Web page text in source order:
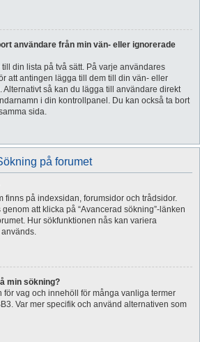
användare från min vän- eller ignorerade
din lista på två sätt. På varje användares
att antingen lägga till dem till din vän- eller
så kan du lägga till användare direkt
i din kontrollpanel. Du kan också ta bort
sida.
på forumet
finns på indexsidan, forumsidor och trådsidor.
att klicka på “Avancerad sökning”-länken
Hur sökfunktionen nås kan variera
min sökning?
för vag och innehöll för många vanliga termer
Var mer specifik och använd alternativen som